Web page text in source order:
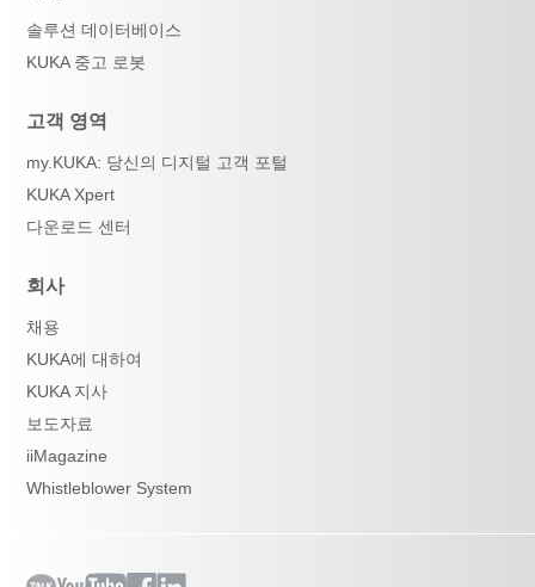
솔루션 데이터베이스
KUKA 중고 로봇
고객 영역
my.KUKA: 당신의 디지털 고객 포털
KUKA Xpert
다운로드 센터
회사
채용
KUKA에 대하여
KUKA 지사
보도자료
iiMagazine
Whistleblower System